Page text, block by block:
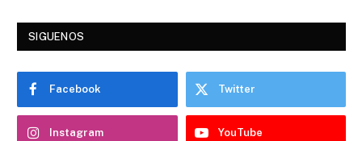
SIGUENOS
Facebook Twitter
Instagram YouTube